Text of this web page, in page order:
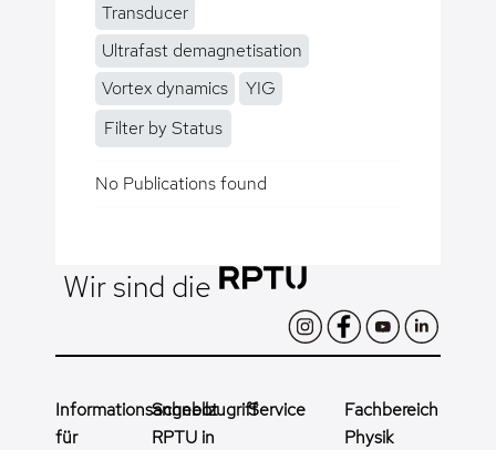
Transducer
Ultrafast demagnetisation
Vortex dynamics
YIG
Filter by Status
No Publications found
Wir sind die
Informationsangebot
für
Schnellzugriff
RPTU in
Service
Fachbereich
Physik